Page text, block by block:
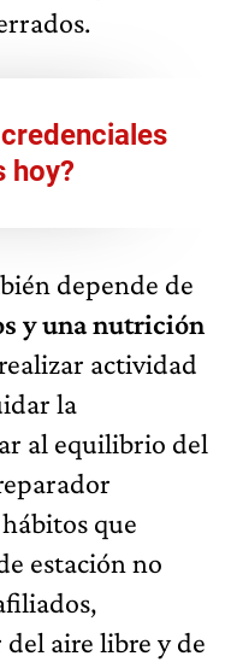
hoy?
depende de
y una nutrición
actividad
la
al equilibrio del
que
estación no
aire libre y de